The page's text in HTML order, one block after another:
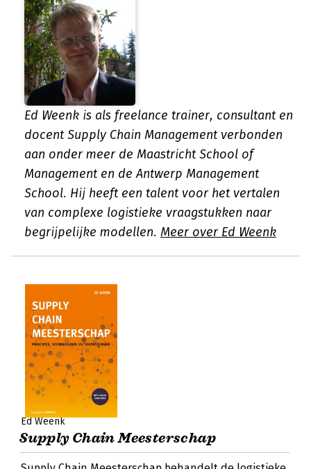
Ed Weenk is als freelance trainer, consultant en
docent Supply Chain Management verbonden
aan onder meer de Maastricht School of
Management en de Antwerp Management
School. Hij heeft een talent voor het vertalen
van complexe logistieke vraagstukken naar
begrijpelijke modellen. Meer over Ed Weenk
Ed Weenk
Supply Chain Meesterschap